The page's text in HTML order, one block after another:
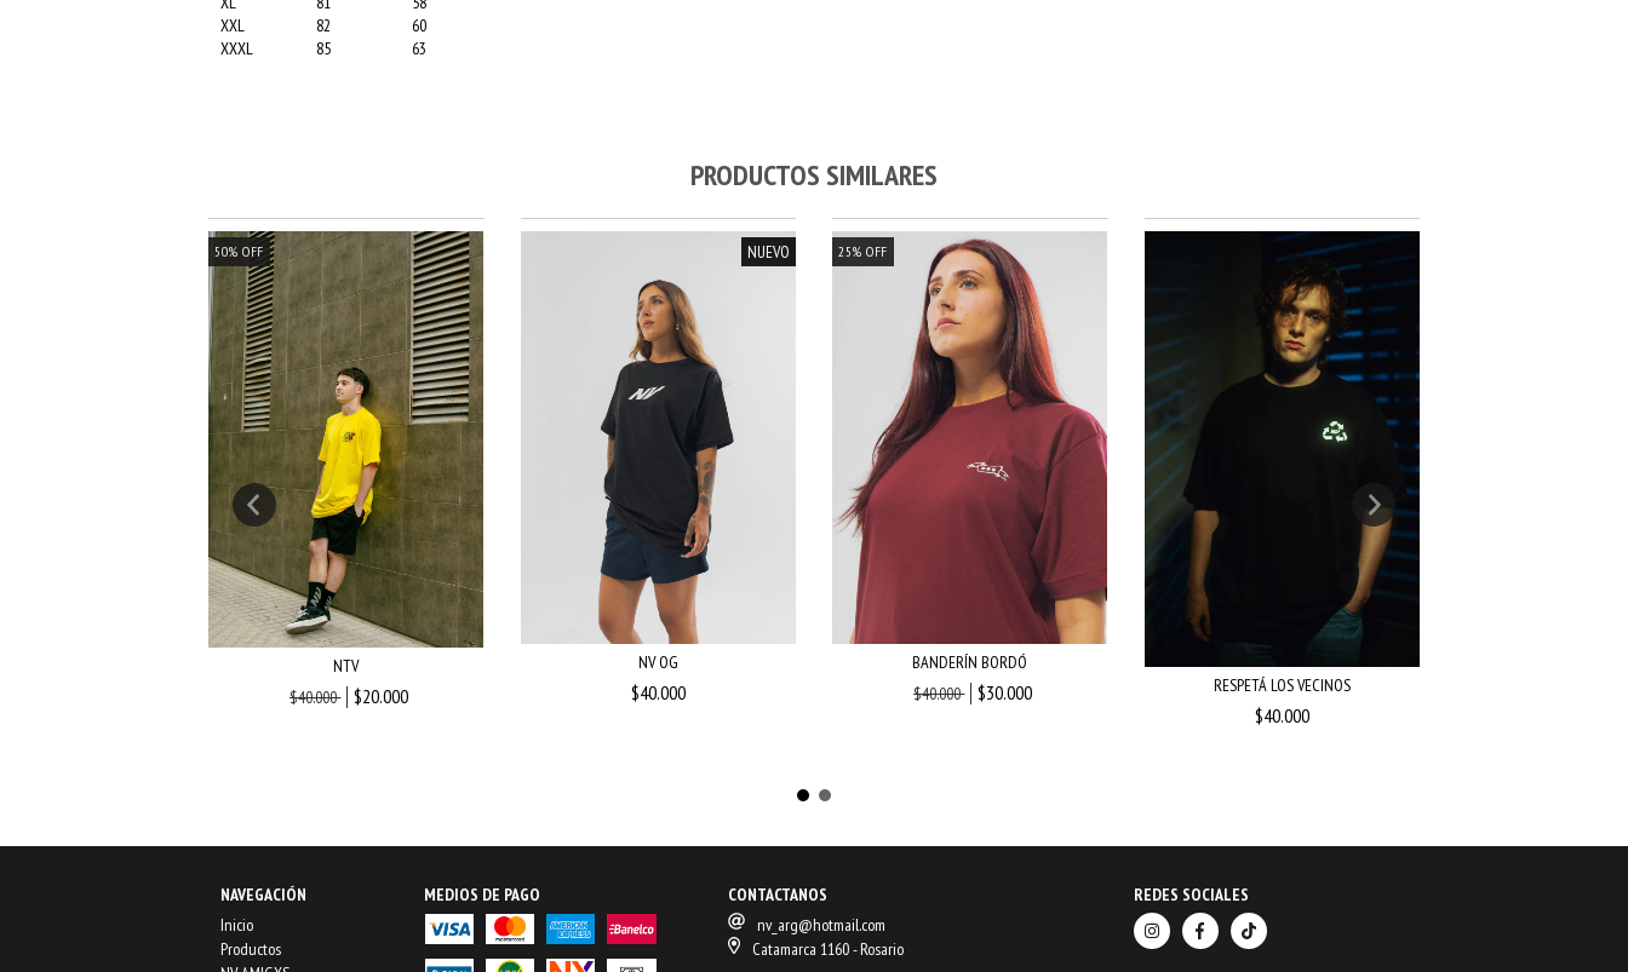
XXL
82
60
XXXL
85 63
PRODUCTOS SIMILARES
50% OFF
NTV
$40.000
$20.000
NUEVO
NV OG
$40.000
25% OFF
BANDERÍN BORDÓ
$40.000
$30.000 RESPETÁ LOS VECINOS
$40.000
NAVEGACIÓN
Inicio
Productos
MEDIOS DE PAGO
CONTACTANOS
nv_arg@hotmail.com
Catamarca 1160 - Rosario
REDES SOCIALES